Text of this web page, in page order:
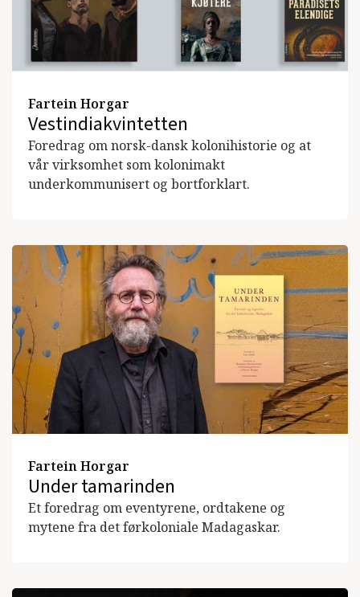
Fartein Horgar
Vestindiakvintetten
Foredrag om norsk-dansk kolonihistorie og at
vår virksomhet som kolonimakt
underkommunisert og bortforklart.
Fartein Horgar
Under tamarinden
Et foredrag om eventyrene, ordtakene og
mytene fra det førkoloniale Madagaskar.